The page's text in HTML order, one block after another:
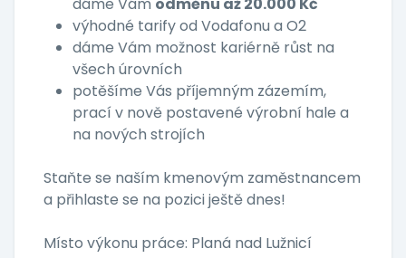
výhodné tarify od Vodafonu a O2
dáme Vám možnost kariérně růst na
všech úrovních
potěšíme Vás příjemným zázemím,
prací v nově postavené výrobní hale a
na nových strojích
Staňte se naším kmenovým zaměstnancem
a přihlaste se na pozici ještě dnes!
Místo výkonu práce: Planá nad Lužnicí